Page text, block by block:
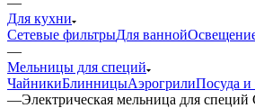
Для кухни
Сетевые фильтрыДля ванной
—
Мельницы для специй
ЧайникиБлинницыАэрогрилиПосуда и
—Электрическая мельница для